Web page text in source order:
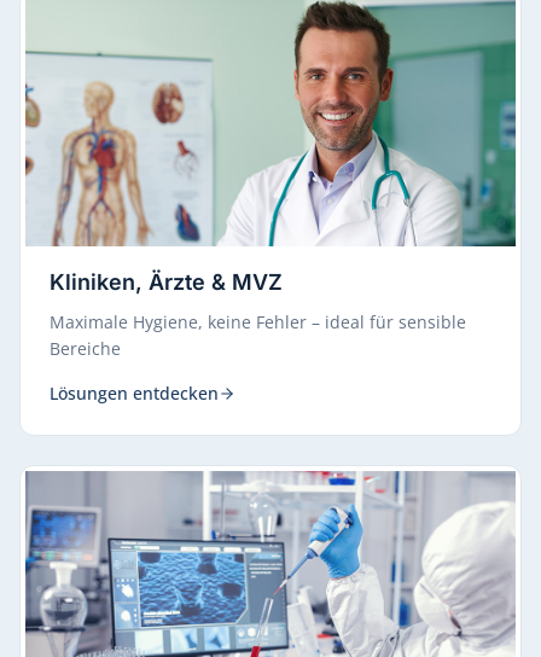
Kliniken, Ärzte & MVZ
Maximale Hygiene, keine Fehler – ideal für sensible
Bereiche
Lösungen entdecken